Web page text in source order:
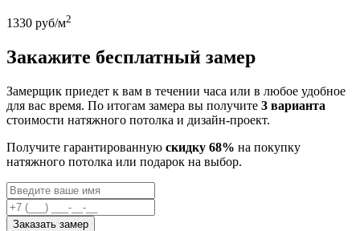
1330 руб/м2
Закажите бесплатный замер
Замерщик приедет к вам в течении часа или в любое удобное
для вас время. По итогам замера вы получите 3 варианта
стоимости натяжного потолка и дизайн-проект.
Получите гарантированную скидку 68% на покупку
натяжного потолка или подарок на выбор.
Заказать замер